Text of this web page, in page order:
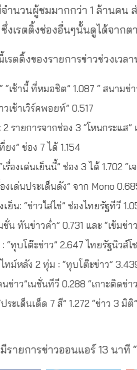
ำนวนผู้ชมมากกว่า 1 ล้านคน
งเรตติ้งช่องอื่นๆนั้นดูได้จากต
รตติ้งของรายการข่าวช่วงเว
“เช้านี้ ที่หมอชิต” 1.087 “ สนามข่
วเช้าเวิร์คพอยท์” 0.517
2 รายการจากช่อง 3 “โหนกระแส
ยง” ช่อง 7 ได้ 1.154
รื่องเด่นเย็นนี้” ช่อง 3 ได้ 1.702 “
องเด่นประเด็นดัง” จาก Mono
เย็น: “ข่าวใส่ไข่” ช่องไทยรัฐทีวี
ชั่น ทันข่าวค่ำ” 0.731 และ “เข้มข่
“ทุบโต๊ะข่าว” 2.647 ไทยรัฐนิวส์โ
ทม์หลัง 2 ทุ่ม : “ทุบโต๊ะข่าว”
ข่าว”เนชั่นทีวี 0.288 “เกาะติดข่า
ระเด็นเด็ด 7 สี” 1.272 “ข่าว 3 มิติ
ายการข่าวออนแอร์ 13 นาที